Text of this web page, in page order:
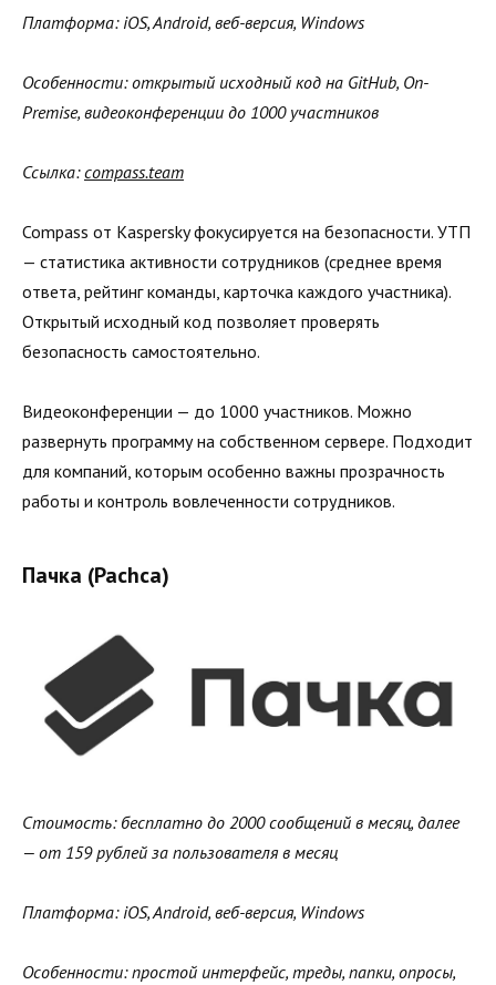
Платформа: iOS, Android, веб-версия, Windows
Особенности: открытый исходный код на GitHub, On-
Premise, видеоконференции до 1000 участников
Ссылка:compass.team
Compass от Kaspersky фокусируется на безопасности. УТП
— статистика активности сотрудников (среднее время
ответа, рейтинг команды, карточка каждого участника).
Открытый исходный код позволяет проверять
безопасность самостоятельно.
Видеоконференции — до 1000 участников. Можно
развернуть программу на собственном сервере. Подходит
для компаний, которым особенно важны прозрачность
работы и контроль вовлеченности сотрудников.
Пачка (Pachca)
Стоимость: бесплатно до 2000 сообщений в месяц, далее
— от 159 рублей за пользователя в месяц
Платформа: iOS, Android, веб-версия, Windows
Особенности: простой интерфейс, треды, папки, опросы,